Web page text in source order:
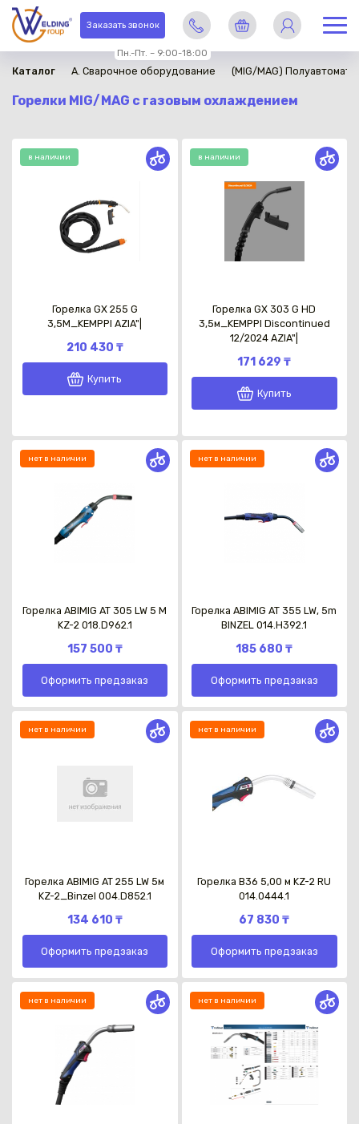
Заказать звонок
Пн.-Пт. – 9:00-18:00
Каталог A. Сварочное оборудование (MIG/MAG)
Горелки MIG/MAG с газовым охлаждением
в наличии
Горелка GX 255 G
3,5М_KEMPPI AZIA"|
210 430 ₸
Купить
в наличии
Горелка GX 303 G HD
3,5м_KEMPPI Discontinued
12/2024 AZIA"|
171 629 ₸
Купить
нет в наличии
Горелка ABIMIG AT 305 LW 5 M
KZ-2 018.D962.1
157 500 ₸
Оформить предзаказ
нет в наличии
Горелка ABIMIG AT 355 LW, 5m
BINZEL 014.H392.1
185 680 ₸
Оформить предзаказ
нет в наличии
Горелка ABIMIG AT 255 LW 5м
KZ-2_Binzel 004.D852.1
134 610 ₸
Оформить предзаказ
нет в наличии
Горелка B36 5,00 м KZ-2 RU
014.0444.1
67 830 ₸
Оформить предзаказ
нет в наличии нет в наличии